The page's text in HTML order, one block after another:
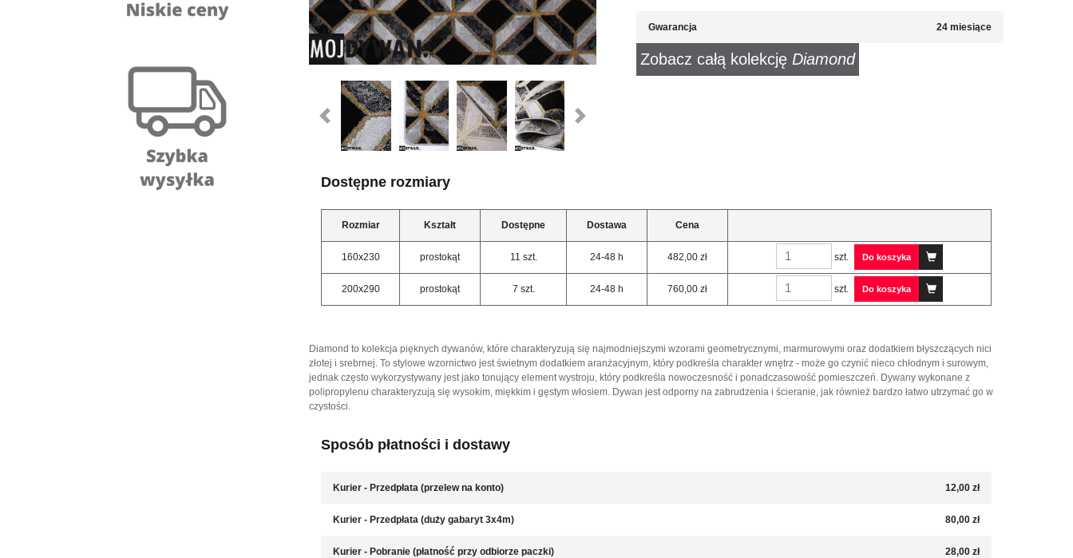
Gwarancja 24 miesiące
Zobacz całą kolekcję Diamond
Dostępne rozmiary
Rozmiar Kształt Dostępne Dostawa Cena
160x230 prostokąt 11 szt. 24-48 h 482,00 zł szt. Do koszyka
200x290 prostokąt 7 szt. 24-48 h 760,00 zł szt. Do koszyka
Diamond to kolekcja pięknych dywanów, które charakteryzują się najmodniejszymi wzorami geometrycznymi, marmurowymi oraz dodatkiem błyszczących nici 
złotej i srebrnej. To stylowe wzornictwo jest świetnym dodatkiem aranżacyjnym, który podkreśla charakter wnętrz - może go czynić nieco chłodnym i surowym,
jednak często wykorzystywany jest jako tonujący element wystroju, który podkreśla nowoczesność i ponadczasowość pomieszczeń. Dywany wykonane z
polipropylenu charakteryzują się wysokim, miękkim i gęstym włosiem. Dywan jest odporny na zabrudzenia i ścieranie, jak również bardzo łatwo utrzymać go w
czystości.
Sposób płatności i dostawy
Kurier - Przedpłata (przelew na konto) 12,00 zł
Kurier - Przedpłata (duży gabaryt 3x4m) 80,00 zł
Kurier - Pobranie (płatność przy odbiorze paczki) 28,00 zł